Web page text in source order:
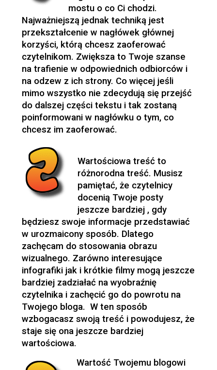
mostu o co Ci chodzi.
Najważniejszą jednak techniką jest
przekształcenie w nagłówek głównej
korzyści, którą chcesz zaoferować
czytelnikom. Zwiększa to Twoje szanse
na trafienie w odpowiednich odbiorców i
na odzew z ich strony. Co więcej jeśli
mimo wszystko nie zdecydują się przejść
do dalszej części tekstu i tak zostaną
poinformowani w nagłówku o tym, co
chcesz im zaoferować.
Wartościowa treść to
różnorodna treść. Musisz
pamiętać, że czytelnicy
docenią Twoje posty
jeszcze bardziej , gdy
będziesz swoje informacje przedstawiać
w urozmaicony sposób. Dlatego
zachęcam do stosowania obrazu
wizualnego. Zarówno interesujące
infografiki jak i krótkie filmy mogą jeszcze
bardziej zadziałać na wyobraźnię
czytelnika i zachęcić go do powrotu na
Twojego bloga. W ten sposób
wzbogacasz swoją treść i powodujesz, że
staje się ona jeszcze bardziej
wartościowa.
Wartość Twojemu blogowi